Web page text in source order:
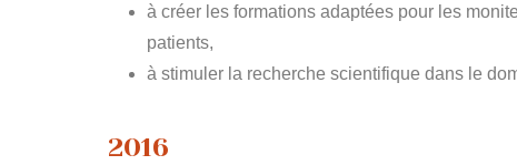
à créer les formations adaptées pour les
patients,
à stimuler la recherche scientifique dans le
2016